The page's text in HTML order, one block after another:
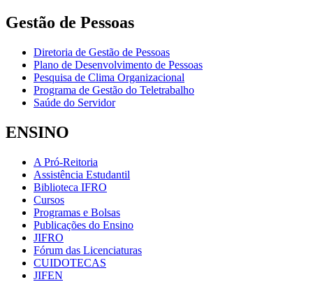
Gestão de Pessoas
Diretoria de Gestão de Pessoas
Plano de Desenvolvimento de Pessoas
Pesquisa de Clima Organizacional
Programa de Gestão do Teletrabalho
Saúde do Servidor
ENSINO
A Pró-Reitoria
Assistência Estudantil
Biblioteca IFRO
Cursos
Programas e Bolsas
Publicações do Ensino
JIFRO
Fórum das Licenciaturas
CUIDOTECAS
JIFEN